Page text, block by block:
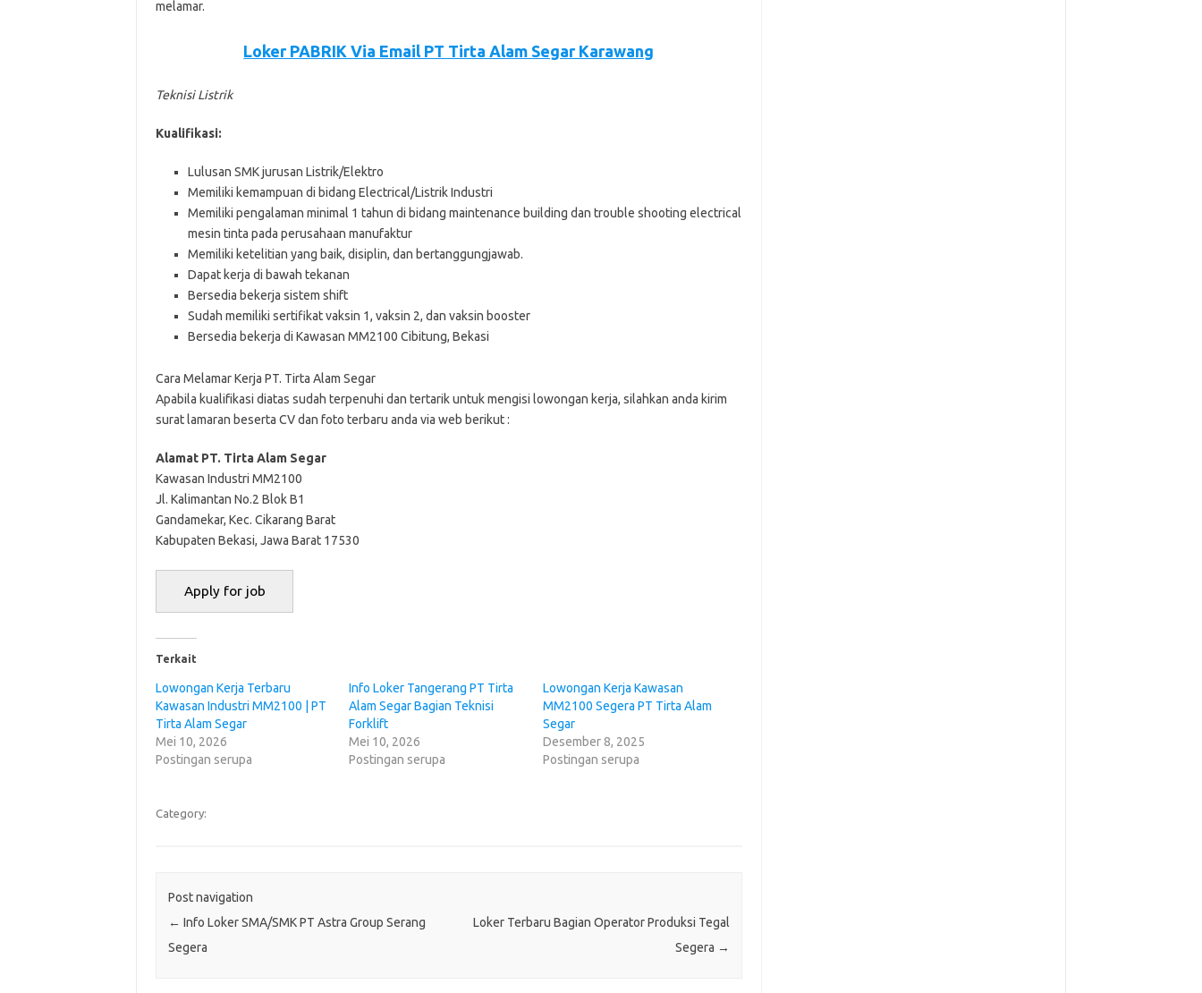
mеlаmаr.
Loker PABRIK Via Email PT Tirta Alam Segar Karawang
Teknisi Listrik
Kualifikasi:
Lulusan SMK jurusan Listrik/Elektro
Memiliki kemampuan di bidang Electrical/Listrik Industri
Memiliki pengalaman minimal 1 tahun di bidang maintenance building dan trouble shooting electrical
mesin tinta pada perusahaan manufaktur
Memiliki ketelitian yang baik, disiplin, dan bertanggungjawab.
Dapat kerja di bawah tekanan
Bersedia bekerja sistem shift
Sudah memiliki sertifikat vaksin 1, vaksin 2, dan vaksin booster
Bersedia bekerja di Kawasan MM2100 Cibitung, Bekasi
Cara Melamar Kerja PT. Tirta Alam Segar
Aраbіlа kuаlіfіkаѕі dіаtаѕ ѕudаh tеrреnuhі dаn tеrtаrіk untuk mеngіѕі lоwоngаn kеrjа, ѕіlаhkаn аndа kіrіm
ѕurаt lаmаrаn bеѕеrtа CV dаn fоtо tеrbаru аndа vіа web bеrіkut :
Alamat PT. Tirta Alam Segar
Kawasan Industri MM2100
Jl. Kalimantan No.2 Blok B1
Gandamekar, Kec. Cikarang Barat
Kabupaten Bekasi, Jawa Barat 17530
Terkait
Lowongan Kerja Terbaru
Kawasan Industri MM2100 | PT
Tirta Alam Segar
Mei 10, 2026
Postingan serupa
Info Loker Tangerang PT Tirta
Alam Segar Bagian Teknisi
Forklift
Mei 10, 2026
Postingan serupa
Lowongan Kerja Kawasan
MM2100 Segera PT Tirta Alam
Segar
Desember 8, 2025
Postingan serupa
Category:
Post navigation
← Info Loker SMA/SMK PT Astra Group Serang
Segera
Loker Terbaru Bagian Operator Produksi Tegal
Segera →